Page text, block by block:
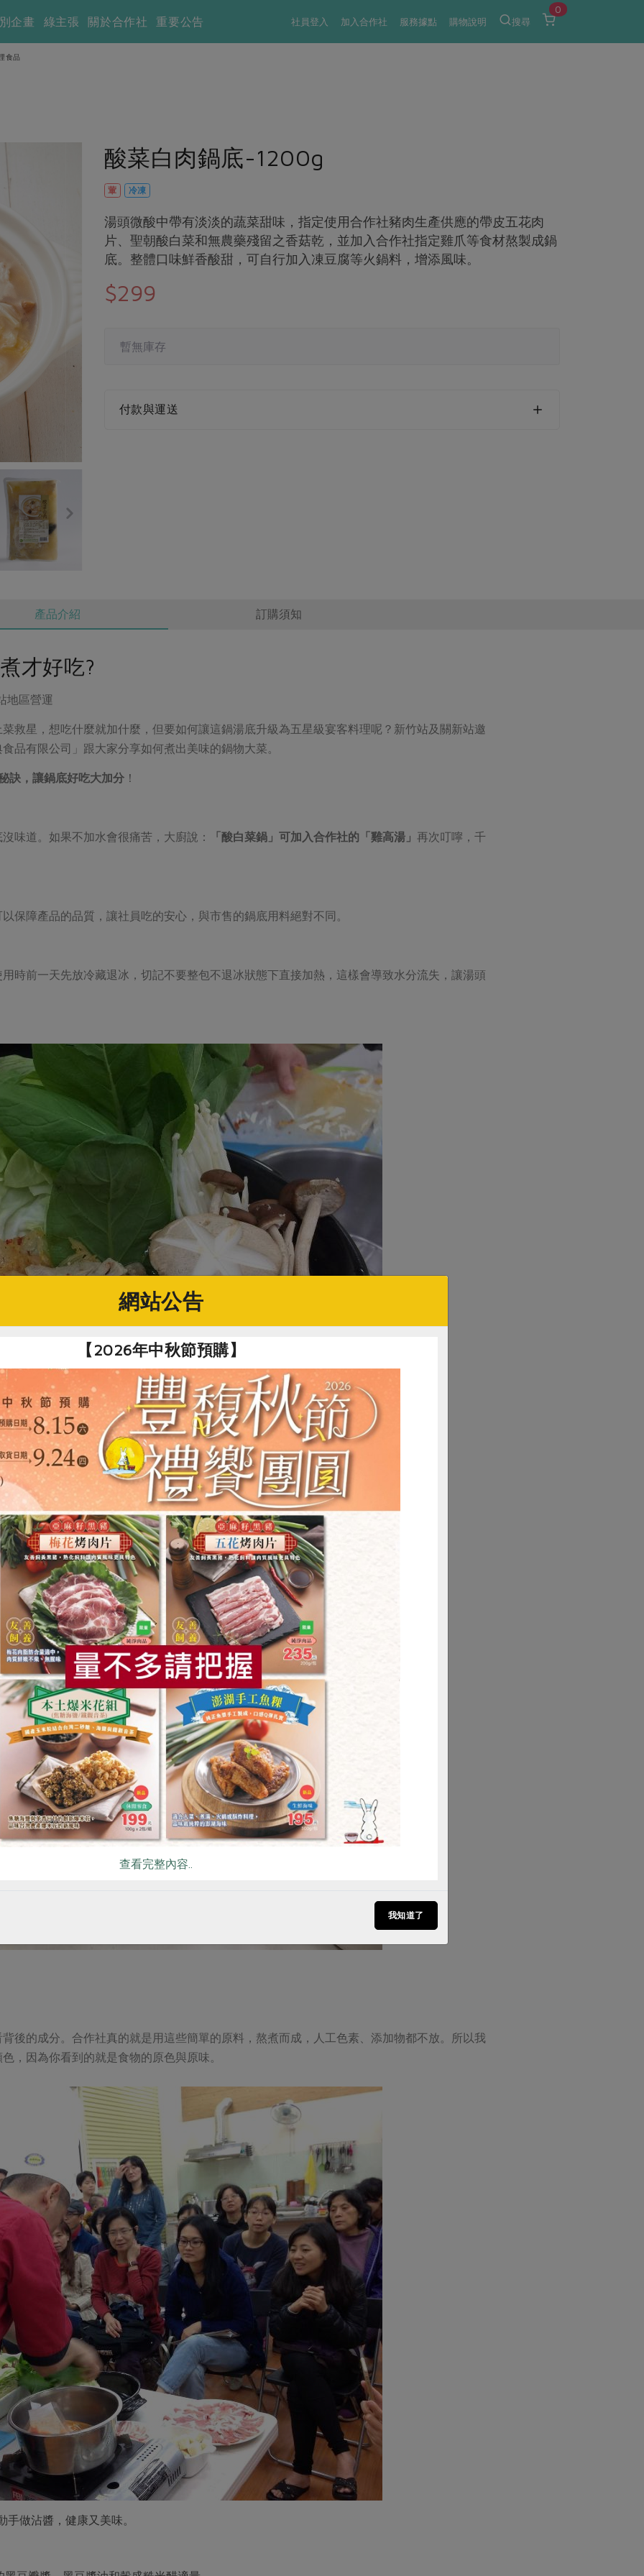
社員登入 加入合作社 服務據點 購物說明 搜尋
0
企畫 綠主張 關於合作社 重要公告
食品
酸菜白肉鍋底-1200g
葷 冷凍
湯頭微酸中帶有淡淡的蔬菜甜味，指定使用合作社豬肉生產供應的帶皮五花肉
片、聖朝酸白菜和無農藥殘留之香菇乾，並加入合作社指定雞爪等食材熬製成鍋
底。整體口味鮮香酸甜，可自行加入凍豆腐等火鍋料，增添風味。
$299
暫無庫存
付款與運送
產品介紹 訂購須知
才好吃?
地區營運
救星，想吃什麼就加什麼，但要如何讓這鍋湯底升級為五星級宴客料理呢？新竹站及關新站邀
品有限公司」跟大家分享如何煮出美味的鍋物大菜。
訣，讓鍋底好吃大加分 ！
味道。如果不加水會很痛苦，大廚說： 「酸白菜鍋」可加入合作社的「雞高湯」 再次叮嚀，千
保障產品的品質，讓社員吃的安心，與市售的鍋底用料絕對不同。
時前一天先放冷藏退冰，切記不要整包不退冰狀態下直接加熱，這樣會導致水分流失，讓湯頭
上桌。
後的成分。合作社真的就是用這些簡單的原料，熬煮而成，人工色素、添加物都不放。所以我
，因為你看到的就是食物的原色與原味。
做沾醬，健康又美味。
RPET 食譜 減硝酸鹽 雞蛋 食安 共同購買
網站公告
【2026年中秋節預購】
查看完整內容..
我知道了